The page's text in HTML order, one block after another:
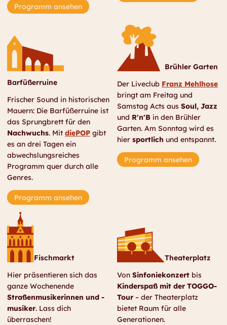
Programm ansehen
Barfüßerruine
Frischer Sound in historischen
Mauern: Die Barfüßerruine ist
das Sprungbrett für den
Nachwuchs. Mit diePOP gibt
es an drei Tagen ein
abwechslungsreiches
Programm quer durch alle
Genres.
Programm ansehen
Brühler Garten
Der Liveclub Franz Mehlhose
bringt am Freitag und
Samstag Acts aus Soul, Jazz
und R'n'Bin den Brühler
Garten. Am Sonntag wird es
hier sportlich und entspannt.
Programm ansehen
Fischmarkt
Hier präsentieren sich das
ganze Wochenende
Straßenmusikerinnen und ­-
musiker. Lass dich
überraschen!
Theaterplatz
Von Sinfoniekonzertbis
Kinderspaß mit der TOGGO-
Tour– der Theaterplatz
bietet Raum für alle
Generationen.